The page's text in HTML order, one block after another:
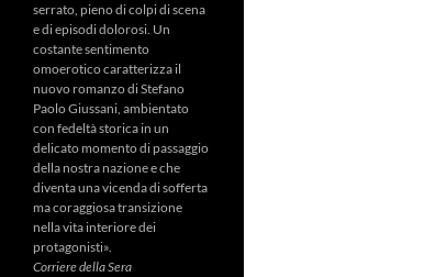
serrato, pieno di colpi di scena
e di episodi dolorosi. Un
costante sentimento
omoerotico caratterizza il
nuovo romanzo di Stefano
Paolo Giussani, ambientato
con fedeltà storica in un
delicato momento di passaggio
della nostra nazione e che
diventa una vicenda di sofferta
ma coraggiosa transizione
nella vita interiore dei
protagonisti».
Corriere della Sera